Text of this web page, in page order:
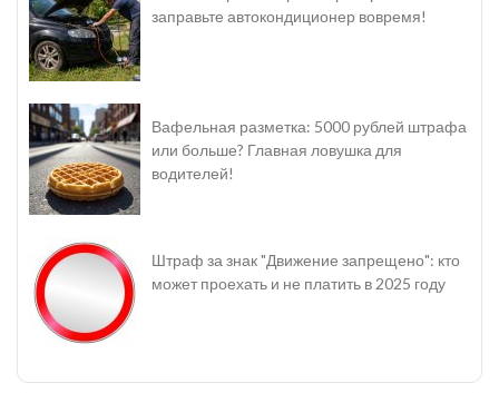
заправьте автокондиционер вовремя!
Вафельная разметка: 5000 рублей штрафа
или больше? Главная ловушка для
водителей!
Штраф за знак "Движение запрещено": кто
может проехать и не платить в 2025 году